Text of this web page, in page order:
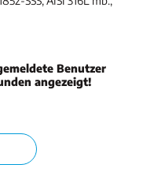
Benutzer
angezeigt!